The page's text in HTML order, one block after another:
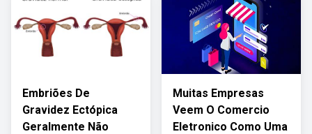
Embriões De
Gravidez Ectópica
Geralmente Não
Muitas Empresas
Veem O Comercio
Eletronico Como Uma